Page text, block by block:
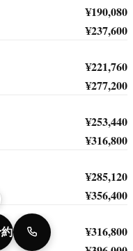
¥190,080
¥237,600
¥221,760
¥277,200
¥253,440
¥316,800
¥285,120
¥356,400
¥316,800
TEL